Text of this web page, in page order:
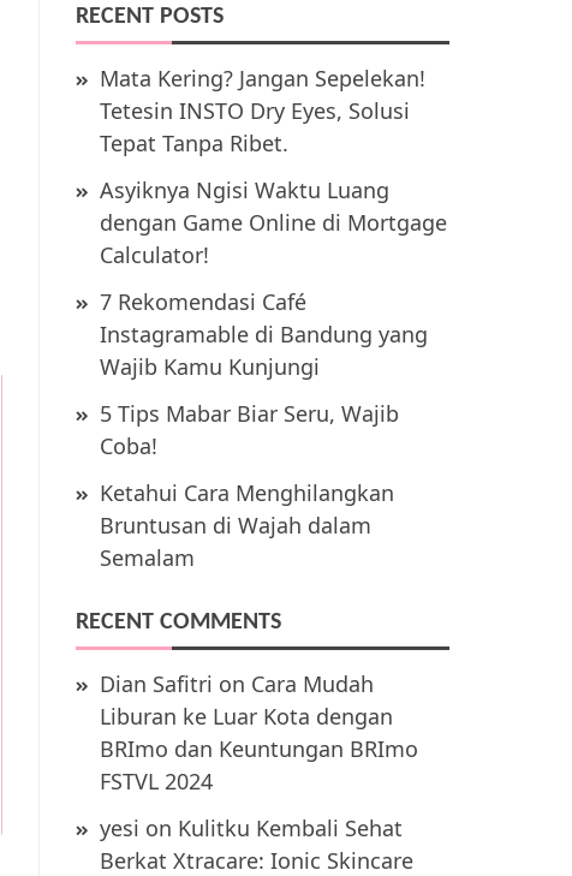
RECENT POSTS
Mata Kering? Jangan Sepelekan!
Tetesin INSTO Dry Eyes, Solusi
Tepat Tanpa Ribet.
Asyiknya Ngisi Waktu Luang
dengan Game Online di Mortgage
Calculator!
7 Rekomendasi Café
Instagramable di Bandung yang
Wajib Kamu Kunjungi
5 Tips Mabar Biar Seru, Wajib
Coba!
Ketahui Cara Menghilangkan
Bruntusan di Wajah dalam
Semalam
RECENT COMMENTS
Dian Safitri on Cara Mudah
Liburan ke Luar Kota dengan
BRImo dan Keuntungan BRImo
FSTVL 2024
yesi on Kulitku Kembali Sehat
Berkat Xtracare: Ionic Skincare